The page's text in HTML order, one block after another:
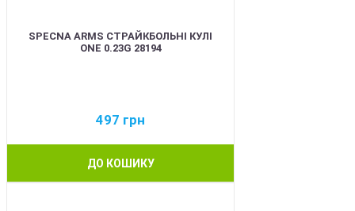
SPECNA ARMS СТРАЙКБОЛЬНІ КУЛІ
ONE 0.23G 28194
497 грн
ДО КОШИКУ